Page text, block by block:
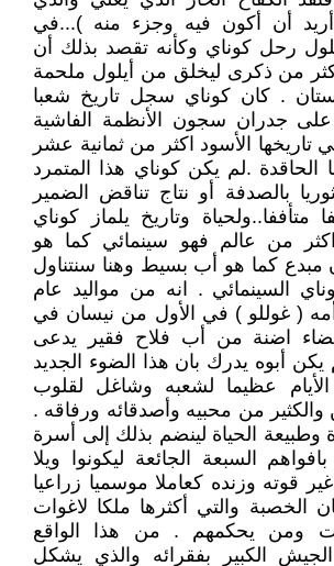
أن أكون فيه وجزء منه )...في
رحل كوناي وكأنه تقصد بذلك أن
من ذكرى ليخلق من أيلول ملحمة
. كان كوناي سجل تاريخ شعبا
على جدران سجون الأنظمة الفاشية
الأسود اكثر من ثمانية عشر
الحاقدة .لم يكن كوناي هذا المتمرد
بالصدفة أو نتاج تناقض الضمير
متأففا..ولحياة وتاريخ يلماز كوناي
من عالم فهو سينمائي كما هو
كما هو أب بسيط وهنا سنتناول
السينمائي . انه من مواليد عام
أمه ( غوللو ) في الأول من نيسان في
اضنة من أب فلاح فقير يدعى
أبوه يدرك بان هذا الضوء الجديد
عظيما لشعبه وشاغل لقلوب
والكثير من محبيه وأصدقائه ورفاقه .
وطبيعة الحياة لينضم بذلك إلى أسرة
السبعة الجائعة ليكونوا ويلا
قوته وزنده كعاملا موسميا زراعيا
والتي أكثرها ملكا لاغوات
ومن يحكمهم . من هذا الواقع
الكبير بفقرائه والذي يشكل